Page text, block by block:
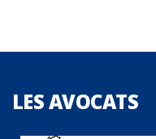
LESAVOCATS